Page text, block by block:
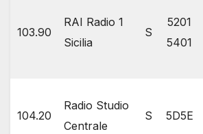
103.90
RAI Radio 1
Sicilia
S
5201
5401
104.20
Radio Studio
Centrale
S 5D5E